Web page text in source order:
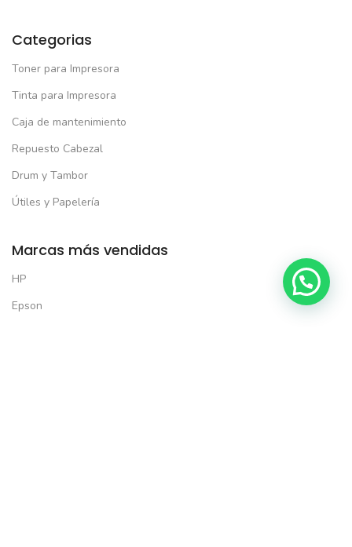
Categorias
Toner para Impresora
Tinta para Impresora
Caja de mantenimiento
Repuesto Cabezal
Drum y Tambor
Útiles y Papelería
Marcas más vendidas
HP
Epson